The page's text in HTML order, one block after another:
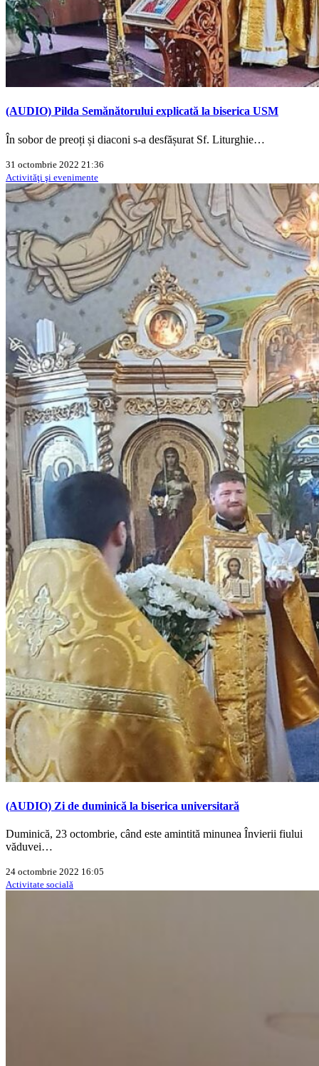
(AUDIO) Pilda Semănătorului explicată la biserica USM
În sobor de preoți și diaconi s-a desfășurat Sf. Liturghie…
31 octombrie 2022 21:36
Activităţi şi evenimente
(AUDIO) Zi de duminică la biserica universitară
Duminică, 23 octombrie, când este amintită minunea Învierii fiului
văduvei…
24 octombrie 2022 16:05
Activitate socială